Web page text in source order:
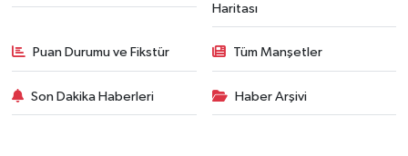
Haritası
Puan Durumu ve Fikstür Tüm Manşetler
Son Dakika Haberleri Haber Arşivi